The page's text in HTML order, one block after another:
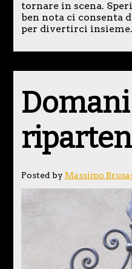
tornare in scena.
ben nota ci consenta
per divertirci insieme.
Posted by Massimo